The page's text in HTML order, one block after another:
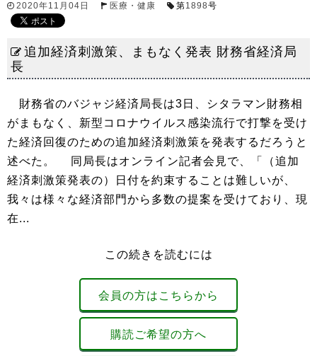
2020年11月04日 医療・健康 第1898号
追加経済刺激策、まもなく発表 財務省経済局
長
財務省のバジャジ経済局長は3日、シタラマン財務相
がまもなく、新型コロナウイルス感染流行で打撃を受け
た経済回復のための追加経済刺激策を発表するだろうと
述べた。 同局長はオンライン記者会見で、「（追加
経済刺激策発表の）日付を約束することは難しいが、
我々は様々な経済部門から多数の提案を受けており、現
在...
この続きを読むには
会員の方はこちらから
購読ご希望の方へ